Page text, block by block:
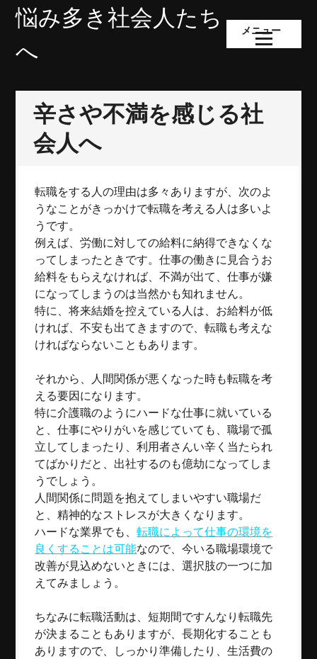
悩み多き社会人たち
へ
メニュー
辛さや不満を感じる社
会人へ
転職をする人の理由は多々ありますが、次のよ
うなことがきっかけで転職を考える人は多いよ
うです。
例えば、労働に対しての給料に納得できなくな
ってしまったときです。仕事の働きに見合うお
給料をもらえなければ、不満が出て、仕事が嫌
になってしまうのは当然かも知れません。
特に、将来結婚を控えている人は、お給料が低
ければ、不安も出てきますので、転職も考えな
ければならないこともあります。
それから、人間関係が悪くなった時も転職を考
える要因になります。
特に介護職のようにハードな仕事に就いている
と、仕事にやりがいを感じていても、職場で孤
立してしまったり、利用者さんい辛く当たられ
てばかりだと、出社するのも億劫になってしま
うでしょう。
人間関係に問題を抱えてしまいやすい職場だ
と、精神的なストレスが大きくなります。
ハードな業界でも、転職によって仕事の環境を
良くすることは可能なので、今いる職場環境で
改善が見込めないときには、選択肢の一つに加
えてみましょう。
ちなみに転職活動は、短期間ですんなり転職先
が決まることもありますが、長期化することも
ありますので、しっかり準備したり、生活費の